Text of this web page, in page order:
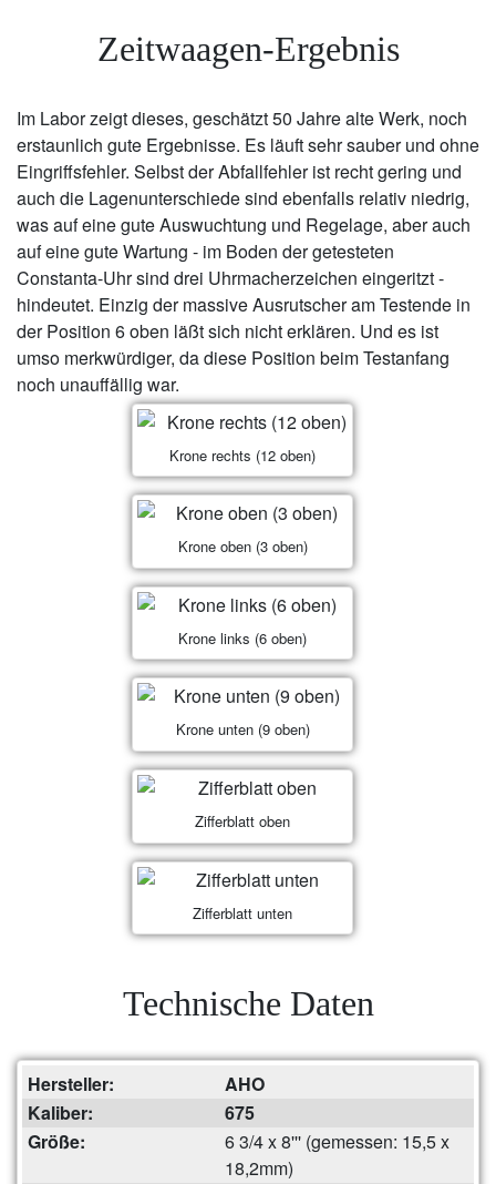
Zeitwaagen-Ergebnis
Im Labor zeigt dieses, geschätzt 50 Jahre alte Werk, noch
erstaunlich gute Ergebnisse. Es läuft sehr sauber und ohne
Eingriffsfehler. Selbst der Abfallfehler ist recht gering und
auch die Lagenunterschiede sind ebenfalls relativ niedrig,
was auf eine gute Auswuchtung und Regelage, aber auch
auf eine gute Wartung - im Boden der getesteten
Constanta-Uhr sind drei Uhrmacherzeichen eingeritzt -
hindeutet. Einzig der massive Ausrutscher am Testende in
der Position 6 oben läßt sich nicht erklären. Und es ist
umso merkwürdiger, da diese Position beim Testanfang
noch unauffällig war.
Krone rechts (12 oben)
Krone oben (3 oben)
Krone links (6 oben)
Krone unten (9 oben)
Zifferblatt oben
Zifferblatt unten
Technische Daten
Hersteller:
AHO
Kaliber:
675
Größe:
6 3/4 x 8''' (gemessen: 15,5 x
18,2mm)